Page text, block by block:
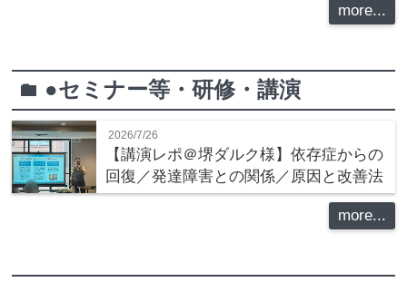
more...
folder ●セミナー等・研修・講演
2026/7/26
【講演レポ＠堺ダルク様】依存症からの
回復／発達障害との関係／原因と改善法
more...